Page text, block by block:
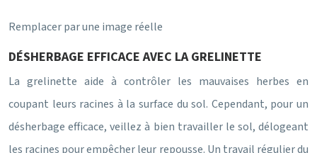
Remplacer par une image réelle
DÉSHERBAGE EFFICACE AVEC LA GRELINETTE
La grelinette aide à contrôler les mauvaises herbes en
coupant leurs racines à la surface du sol. Cependant, pour un
désherbage efficace, veillez à bien travailler le sol, délogeant
les racines pour empêcher leur repousse. Un travail régulier du